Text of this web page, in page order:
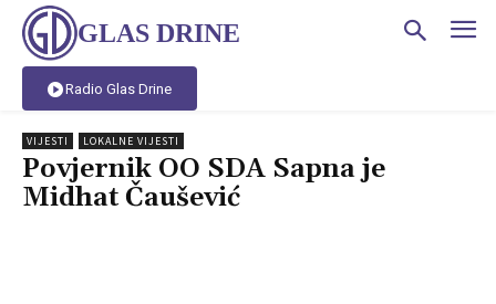
GLAS DRINE
Radio Glas Drine
VIJESTI LOKALNE VIJESTI
Povjernik OO SDA Sapna je
Midhat Čaušević